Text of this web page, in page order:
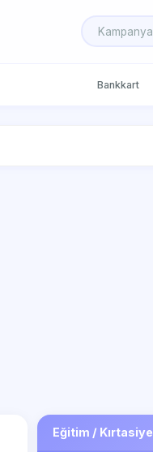
Bankkart
Eğitim / Kırtasiye